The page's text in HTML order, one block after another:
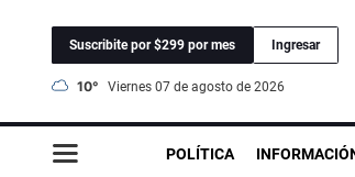
Suscribite por $299 por mes Ingresar
10° viernes 07 de agosto de 2026
POLÍTICA